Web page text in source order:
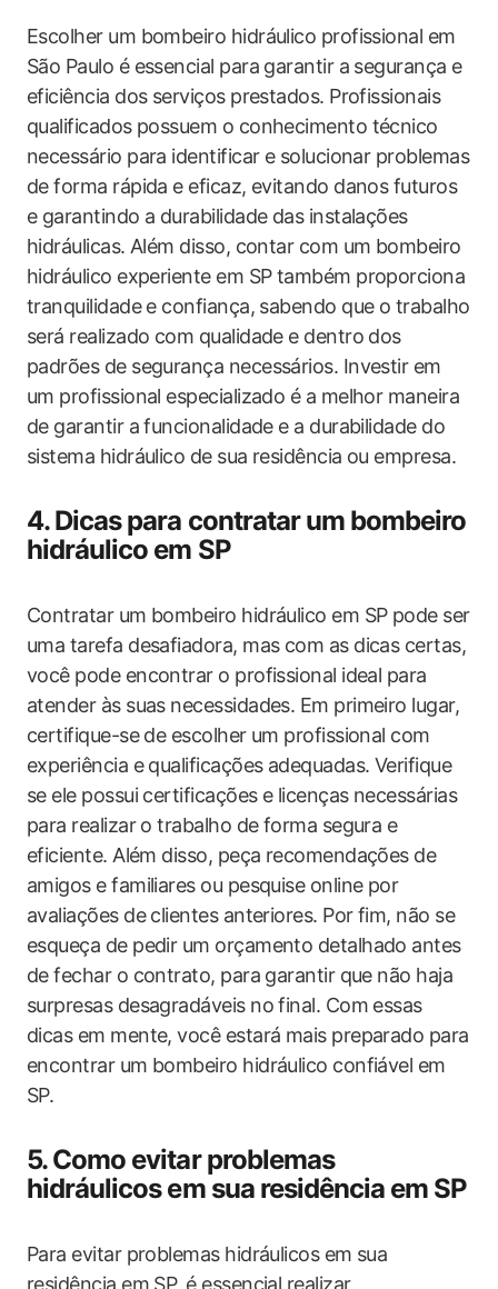
Escolher um bombeiro hidráulico profissional em
São Paulo é essencial para garantir a segurança e
eficiência dos serviços prestados. Profissionais
qualificados possuem o conhecimento técnico
necessário para identificar e solucionar problemas
de forma rápida e eficaz, evitando danos futuros
e garantindo a durabilidade das instalações
hidráulicas. Além disso, contar com um bombeiro
hidráulico experiente em SP também proporciona
tranquilidade e confiança, sabendo que o trabalho
será realizado com qualidade e dentro dos
padrões de segurança necessários. Investir em
um profissional especializado é a melhor maneira
de garantir a funcionalidade e a durabilidade do
sistema hidráulico de sua residência ou empresa.
4. Dicas para contratar um bombeiro
hidráulico em SP
Contratar um bombeiro hidráulico em SP pode ser
uma tarefa desafiadora, mas com as dicas certas,
você pode encontrar o profissional ideal para
atender às suas necessidades. Em primeiro lugar,
certifique-se de escolher um profissional com
experiência e qualificações adequadas. Verifique
se ele possui certificações e licenças necessárias
para realizar o trabalho de forma segura e
eficiente. Além disso, peça recomendações de
amigos e familiares ou pesquise online por
avaliações de clientes anteriores. Por fim, não se
esqueça de pedir um orçamento detalhado antes
de fechar o contrato, para garantir que não haja
surpresas desagradáveis no final. Com essas
dicas em mente, você estará mais preparado para
encontrar um bombeiro hidráulico confiável em
SP.
5. Como evitar problemas
hidráulicos em sua residência em SP
Para evitar problemas hidráulicos em sua
residência em SP, é essencial realizar